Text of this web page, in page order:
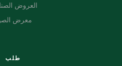
العروض
معرض
طلب